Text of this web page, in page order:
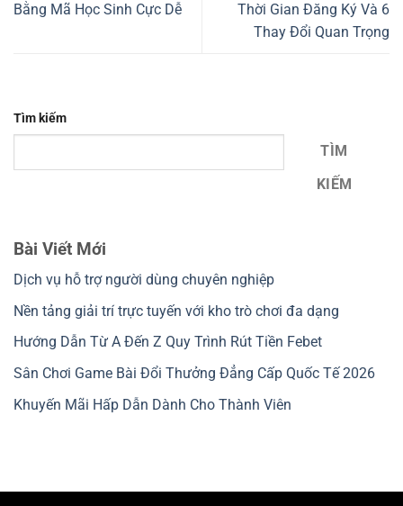
Bằng Mã Học Sinh Cực Dễ
Thời Gian Đăng Ký Và 6
Thay Đổi Quan Trọng
Tìm kiếm
TÌM
KIẾM
Bài Viết Mới
Dịch vụ hỗ trợ người dùng chuyên nghiệp
Nền tảng giải trí trực tuyến với kho trò chơi đa dạng
Hướng Dẫn Từ A Đến Z Quy Trình Rút Tiền Febet
Sân Chơi Game Bài Đổi Thưởng Đẳng Cấp Quốc Tế 2026
Khuyến Mãi Hấp Dẫn Dành Cho Thành Viên